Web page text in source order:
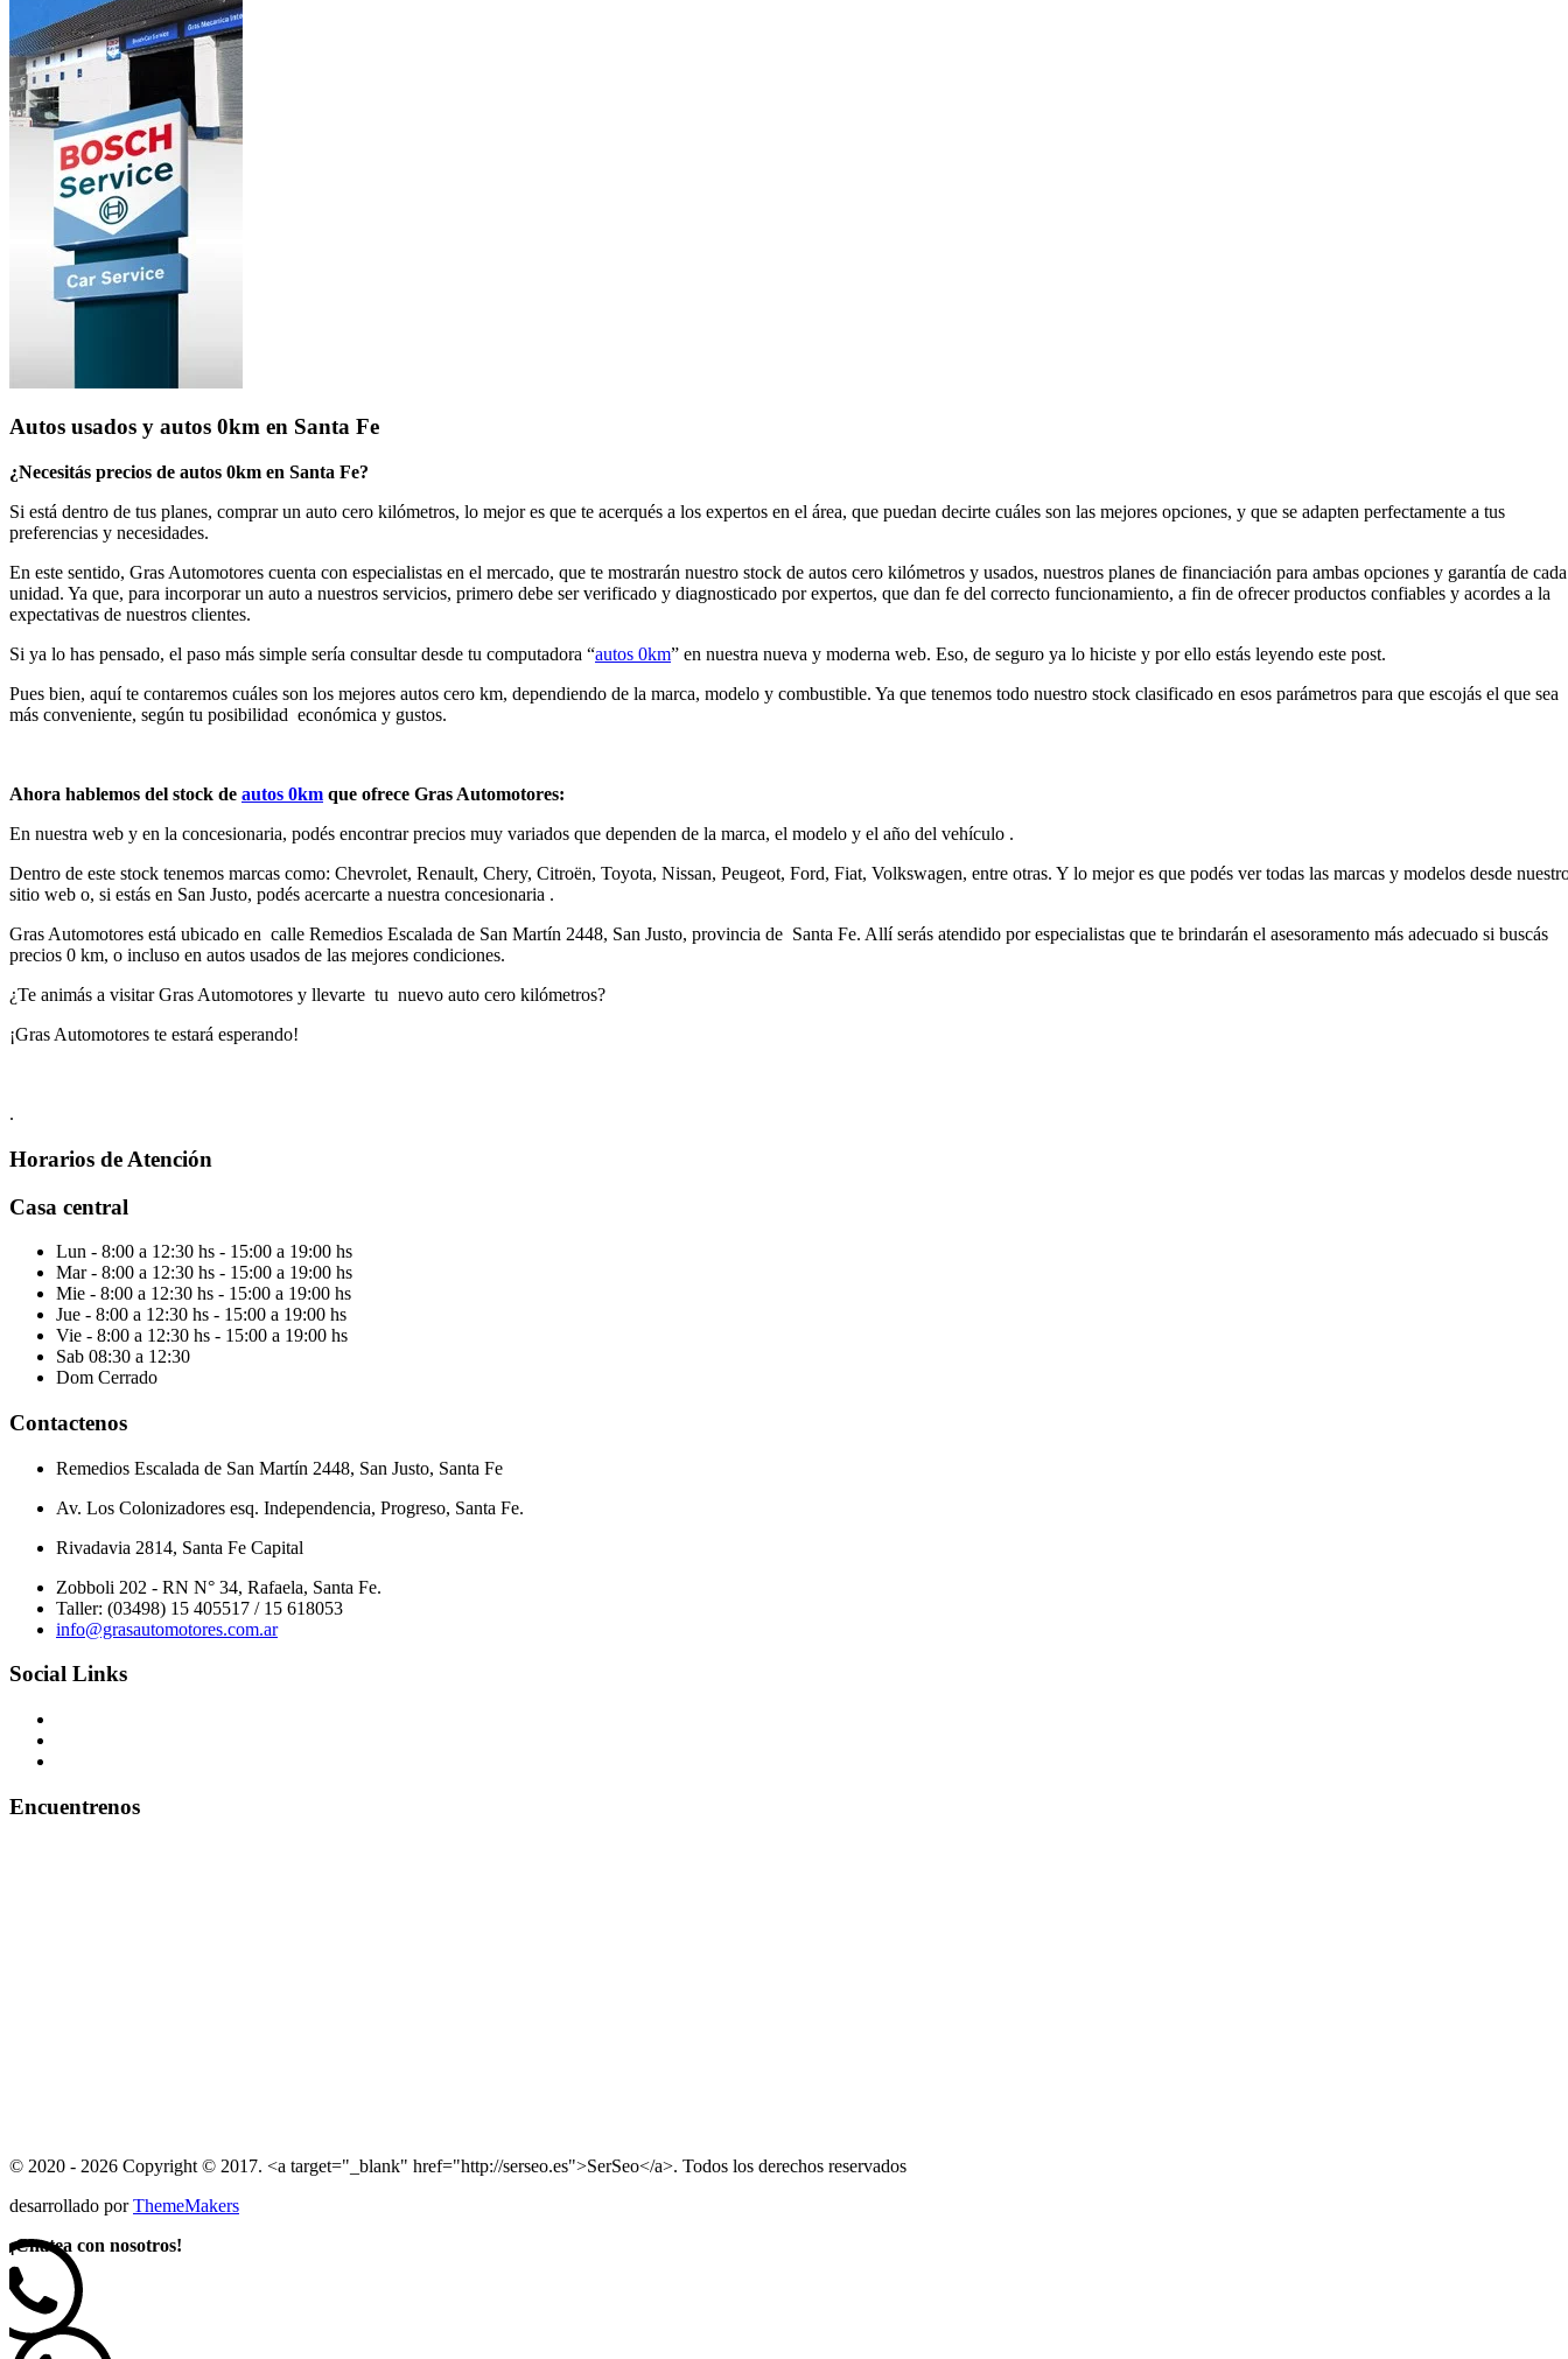
Autos usados y autos 0km en Santa Fe
¿Necesitás precios de autos 0km en Santa Fe?
Si está dentro de tus planes, comprar un auto cero kilómetros, lo mejor es que te acerqués a los expertos en el área, que puedan decirte cuáles son las mejores opciones, y que se adapten perfectamente a tus
preferencias y necesidades.
En este sentido, Gras Automotores cuenta con especialistas en el mercado, que te mostrarán nuestro stock de autos cero kilómetros y usados, nuestros planes de financiación para ambas opciones y garantía de cada
unidad. Ya que, para incorporar un auto a nuestros servicios, primero debe ser verificado y diagnosticado por expertos, que dan fe del correcto funcionamiento, a fin de ofrecer productos confiables y acordes a la
expectativas de nuestros clientes.
Si ya lo has pensado, el paso más simple sería consultar desde tu computadora “autos 0km” en nuestra nueva y moderna web. Eso, de seguro ya lo hiciste y por ello estás leyendo este post.
Pues bien, aquí te contaremos cuáles son los mejores autos cero km, dependiendo de la marca, modelo y combustible. Ya que tenemos todo nuestro stock clasificado en esos parámetros para que escojás el que sea
más conveniente, según tu posibilidad económica y gustos.
Ahora hablemos del stock de autos 0km que ofrece Gras Automotores:
En nuestra web y en la concesionaria, podés encontrar precios muy variados que dependen de la marca, el modelo y el año del vehículo .
Dentro de este stock tenemos marcas como: Chevrolet, Renault, Chery, Citroën, Toyota, Nissan, Peugeot, Ford, Fiat, Volkswagen, entre otras. Y lo mejor es que podés ver todas las marcas y modelos desde
sitio web o, si estás en San Justo, podés acercarte a nuestra concesionaria .
Gras Automotores está ubicado en calle Remedios Escalada de San Martín 2448, San Justo, provincia de Santa Fe. Allí serás atendido por especialistas que te brindarán el asesoramento más adecuado si buscás
precios 0 km, o incluso en autos usados de las mejores condiciones.
¿Te animás a visitar Gras Automotores y llevarte tu nuevo auto cero kilómetros?
¡Gras Automotores te estará esperando!
.
Horarios de Atención
Casa central
Lun - 8:00 a 12:30 hs - 15:00 a 19:00 hs
Mar- 8:00 a 12:30 hs - 15:00 a 19:00 hs
Mie - 8:00 a 12:30 hs - 15:00 a 19:00 hs
Jue - 8:00 a 12:30 hs - 15:00 a 19:00 hs
Vie - 8:00 a 12:30 hs - 15:00 a 19:00 hs
Sab 08:30 a 12:30
Dom Cerrado
Contactenos
Remedios Escalada de San Martín 2448, San Justo, Santa Fe
Av. Los Colonizadores esq. Independencia, Progreso, Santa Fe.
Rivadavia 2814, Santa Fe Capital
Zobboli 202 - RN N° 34, Rafaela, Santa Fe.
Taller: (03498) 15 405517 / 15 618053
info@grasautomotores.com.ar
Social Links
Encuentrenos
© 2020 - 2026 Copyright © 2017. <a target="_blank" href="http://serseo.es">SerSeo</a>. Todos los derechos reservados
desarrollado porThemeMakers
¡Chatea con nosotros!